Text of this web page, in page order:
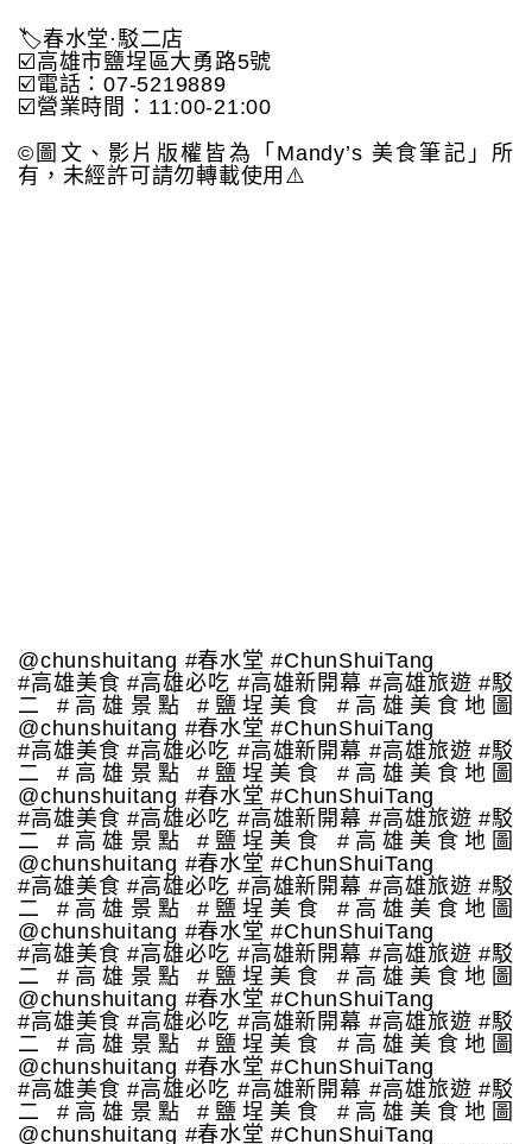
🏷️春水堂·駁二店
☑️高雄市鹽埕區大勇路5號
☑️電話：07-5219889
☑️營業時間：11:00-21:00
©️圖文、影片版權皆為「Mandy’s 美食筆記」所
有，未經許可請勿轉載使用⚠️
@chunshuitang #春水堂 #ChunShuiTang
#高雄美食 #高雄必吃 #高雄新開幕 #高雄旅遊 #駁
二 #高雄景點 #鹽埕美食 #高雄美食地圖
@chunshuitang #春水堂 #ChunShuiTang
#高雄美食 #高雄必吃 #高雄新開幕 #高雄旅遊 #駁
二 #高雄景點 #鹽埕美食 #高雄美食地圖
@chunshuitang #春水堂 #ChunShuiTang
#高雄美食 #高雄必吃 #高雄新開幕 #高雄旅遊 #駁
二 #高雄景點 #鹽埕美食 #高雄美食地圖
@chunshuitang #春水堂 #ChunShuiTang
#高雄美食 #高雄必吃 #高雄新開幕 #高雄旅遊 #駁
二 #高雄景點 #鹽埕美食 #高雄美食地圖
@chunshuitang #春水堂 #ChunShuiTang
#高雄美食 #高雄必吃 #高雄新開幕 #高雄旅遊 #駁
二 #高雄景點 #鹽埕美食 #高雄美食地圖
@chunshuitang #春水堂 #ChunShuiTang
#高雄美食 #高雄必吃 #高雄新開幕 #高雄旅遊 #駁
二 #高雄景點 #鹽埕美食 #高雄美食地圖
@chunshuitang #春水堂 #ChunShuiTang
#高雄美食 #高雄必吃 #高雄新開幕 #高雄旅遊 #駁
二 #高雄景點 #鹽埕美食 #高雄美食地圖
@chunshuitang #春水堂 #ChunShuiTang